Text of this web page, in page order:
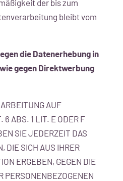
der bis zum
bleibt vom
die Datenerhebung in
gegen Direktwerbung
AUF
6 ABS. 1 LIT. E ODER F
SIE JEDERZEIT DAS
DIE SICH AUS IHRER
ERGEBEN, GEGEN DIE
PERSONENBEZOGENEN